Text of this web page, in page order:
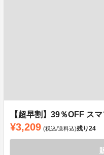
【超早割】39％OFF ス
¥3,209 (税込/送料込)残り24